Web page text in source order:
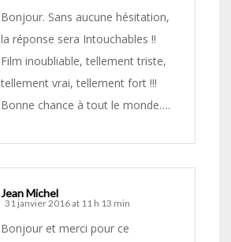
Bonjour. Sans aucune hésitation,
la réponse sera Intouchables !!
Film inoubliable, tellement triste,
tellement vrai, tellement fort !!!
Bonne chance à tout le monde….
Jean Michel
31 janvier 2016 at 11 h 13 min
Bonjour et merci pour ce